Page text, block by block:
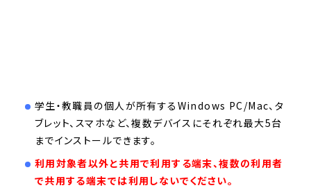
学生・教職員の個人が所有するWindows PC/Mac、タ
ブレット、スマホなど、複数デバイスにそれぞれ最大5台
までインストールできます。
利用対象者以外と共用で利用する端末、複数の利用者
で共用する端末では利用しないでください。